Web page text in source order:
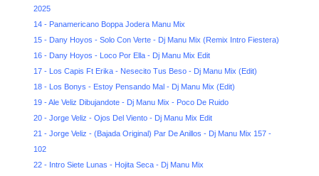
2025
14 - Panamericano Boppa Jodera Manu Mix
15 - Dany Hoyos - Solo Con Verte - Dj Manu Mix (Remix Intro Fiestera)
16 - Dany Hoyos - Loco Por Ella - Dj Manu Mix Edit
17 - Los Capis Ft Erika - Nesecito Tus Beso - Dj Manu Mix (Edit)
18 - Los Bonys - Estoy Pensando Mal - Dj Manu Mix (Edit)
19 - Ale Veliz Dibujandote - Dj Manu Mix - Poco De Ruido
20 - Jorge Veliz - Ojos Del Viento - Dj Manu Mix Edit
21 - Jorge Veliz - (Bajada Original) Par De Anillos - Dj Manu Mix 157 -
102
22 - Intro Siete Lunas - Hojita Seca - Dj Manu Mix